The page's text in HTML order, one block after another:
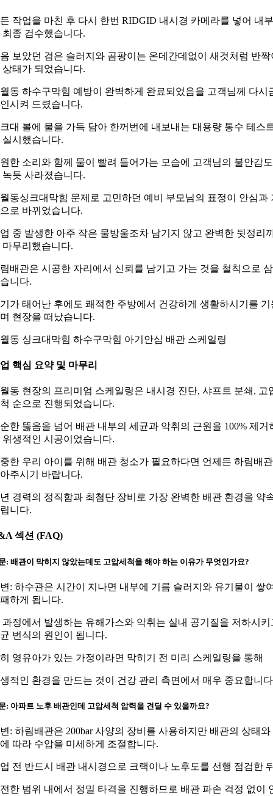
작업을 마친 후 다시 한번 RIDGID 내시경 카메라를 넣어 내부
최종 검수했습니다.
보았던 검은 슬러지와 곰팡이는 온데간데없이 새것처럼 반짝
상태가 되었습니다.
동 하수구막힘 예방이 완벽하게 완료되었음을 고객님께 다시
시켜 드렸습니다.
대 볼에 물을 가득 담아 한꺼번에 내보내는 대용량 통수 테스
실시했습니다.
한 소리와 함께 물이 빨려 들어가는 모습에 고객님의 불안감도
녹듯 사라졌습니다.
동싱크대막힘 문제로 고민하던 예비 부모님의 표정이 안심과
로 바뀌었습니다.
중 발생한 아주 작은 물방울조차 남기지 않고 완벽한 뒷정리
마무리했습니다.
배관은 시공한 자리에서 신뢰를 남기고 가는 것을 철칙으로
니다.
가 태어난 후에도 쾌적한 주방에서 건강하게 생활하시기를 기
현장을 떠났습니다.
동 싱크대막힘 하수구막힘 아기안심 배관 스케일링
핵심 요약 및 마무리
동 현장의 프리미엄 스케일링은 내시경 진단, 샤프트 분쇄, 고
순으로 진행되었습니다.
한 뚫음을 넘어 배관 내부의 세균과 악취의 근원을 100% 제거
위생적인 시공이었습니다.
한 우리 아이를 위해 배관 청소가 필요하다면 언제든 하림배
주시기 바랍니다.
경력의 정직함과 최첨단 장비로 가장 완벽한 배관 환경을 약
니다.
섹션 (FAQ)
: 배관이 막히지 않았는데도 고압세척을 해야 하는 이유가 무엇인가요?
: 하수관은 시간이 지나면 내부에 기름 슬러지와 유기물이 쌓
하게 됩니다.
과정에서 발생하는 유해가스와 악취는 실내 공기질을 저하시키
번식의 원인이 됩니다.
영유아가 있는 가정이라면 막히기 전 미리 스케일링을 통해
적인 환경을 만드는 것이 건강 관리 측면에서 매우 중요합니
: 아파트 노후 배관인데 고압세척 압력을 견딜 수 있을까요?
: 하림배관은 200bar 사양의 장비를 사용하지만 배관의 상태와
따라 수압을 미세하게 조절합니다.
전 반드시 배관 내시경으로 크랙이나 노후도를 선행 점검한
한 범위 내에서 정밀 타격을 진행하므로 배관 파손 걱정 없이